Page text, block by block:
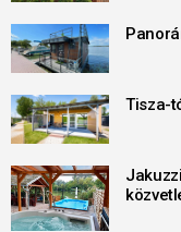
Tisza-